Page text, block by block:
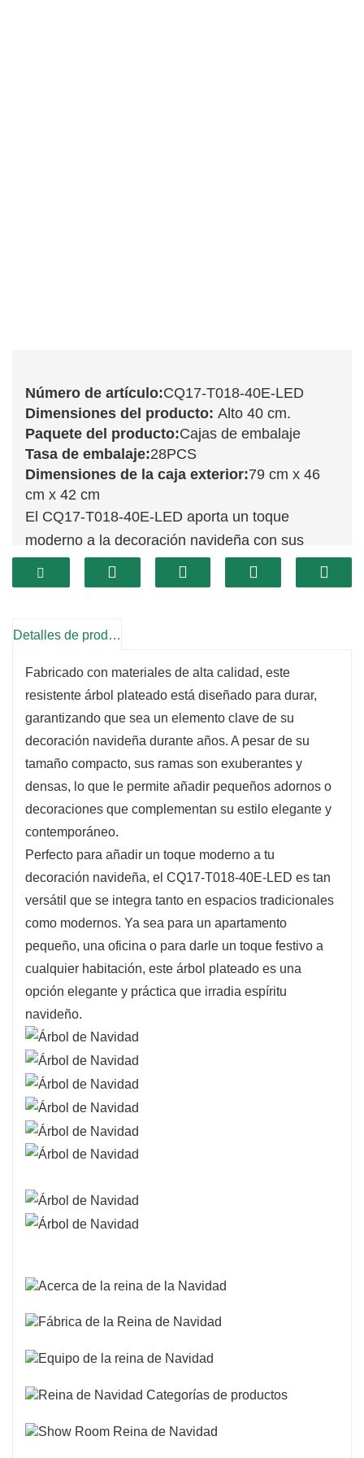
Número de artículo:CQ17-T018-40E-LED
Dimensiones del producto: Alto 40 cm.
Paquete del producto:Cajas de embalaje
Tasa de embalaje:28PCS
Dimensiones de la caja exterior:79 cm x 46
cm x 42 cm
El CQ17-T018-40E-LED aporta un toque
moderno a la decoración navideña con sus
brillantes ramas plateadas. Con sus 40 cm de
altura, este árbol compacto es perfecto para
festivo en espacios más grandes. Su elegante
reflejando las cálidas luces LED preinstaladas
en el árbol, creando un efecto mágico y
luminoso ideal para la temporada navideña.
El diseño preiluminado cuenta con luces LED
de bajo consumo, lo que garantiza una
equilibrada en sus ramas plateadas. Estas luces
no solo ahorran energía, sino que también
realzan los vibrantes tonos plateados del árbol,
creando un contraste impactante que aporta un
toque acogedor y festivo a cualquier espacio.
Las luces están cuidadosamente integradas en
las ramas, lo que hace que este árbol sea
funcional y hermoso.
Detalles de producto
Fabricado con materiales de alta calidad, este
resistente árbol plateado está diseñado para durar,
garantizando que sea un elemento clave de su
decoración navideña durante años. A pesar de su
tamaño compacto, sus ramas son exuberantes y
densas, lo que le permite añadir pequeños adornos o
decoraciones que complementan su estilo elegante y
contemporáneo.
Perfecto para añadir un toque moderno a tu
decoración navideña, el CQ17-T018-40E-LED es tan
versátil que se integra tanto en espacios tradicionales
como modernos. Ya sea para un apartamento
pequeño, una oficina o para darle un toque festivo a
cualquier habitación, este árbol plateado es una
opción elegante y práctica que irradia espíritu
navideño.